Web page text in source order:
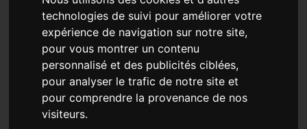
technologies de suivi pour améliorer votre
expérience de navigation sur notre site,
pour vous montrer un contenu
personnalisé et des publicités ciblées,
pour analyser le trafic de notre site et
pour comprendre la provenance de nos
visiteurs.